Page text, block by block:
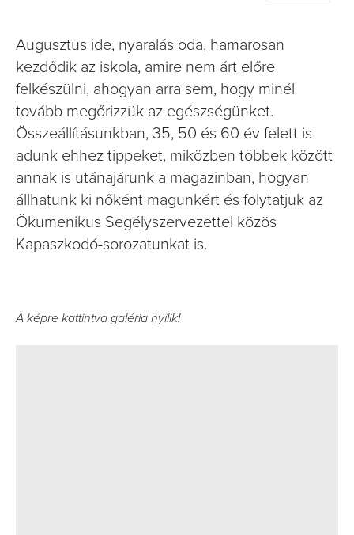
Augusztus ide, nyaralás oda, hamarosan
kezdődik az iskola, amire nem árt előre
felkészülni, ahogyan arra sem, hogy minél
tovább megőrizzük az egészségünket.
Összeállításunkban, 35, 50 és 60 év felett is
adunk ehhez tippeket, miközben többek között
annak is utánajárunk a magazinban, hogyan
állhatunk ki nőként magunkért és folytatjuk az
Ökumenikus Segélyszervezettel közös
Kapaszkodó-sorozatunkat is.
A képre kattintva galéria nyílik!